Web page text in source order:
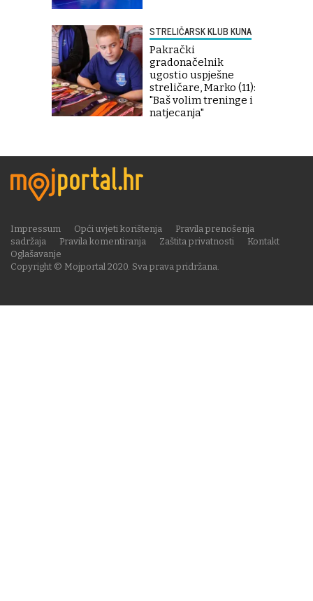
STRELIČARSK KLUB KUNA
Pakrački
gradonačelnik
ugostio uspješne
streličare, Marko (11):
"Baš volim treninge i
natjecanja"
Copyright © Mojportal 2020. Sva prava pridržana.
Impressum Opći uvjeti korištenja
Pravila prenošenja
sadržaja
Pravila komentiranja Zaštita privatnosti
Kontakt
Oglašavanje